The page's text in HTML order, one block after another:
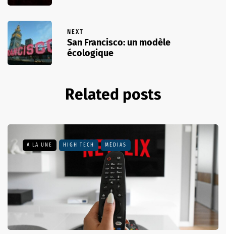
NEXT
San Francisco: un modèle
écologique
Related posts
A LA UNE HIGH TECH MÉDIAS